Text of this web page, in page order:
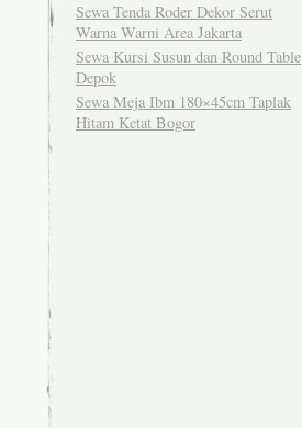
Sewa Tenda Roder Dekor Serut
Warna Warni Area Jakarta
Sewa Kursi Susun dan Round Table
Depok
Sewa Meja Ibm 180×45cm Taplak
Hitam Ketat Bogor